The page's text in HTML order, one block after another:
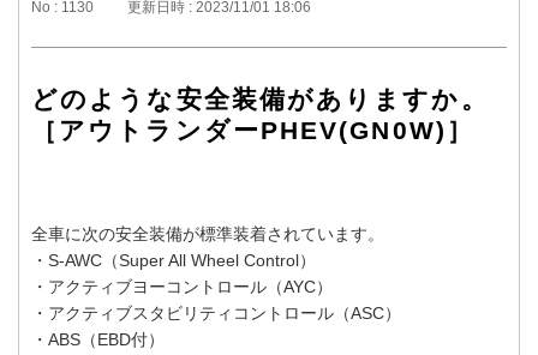
No : 1130 更新日時 : 2023/11/01 18:06
どのような安全装備がありますか。
［アウトランダーPHEV(GN0W)］
全車に次の安全装備が標準装着されています。
・S-AWC（Super All Wheel Control）
・アクティブヨーコントロール（AYC）
・アクティブスタビリティコントロール（ASC）
・ABS（EBD付）